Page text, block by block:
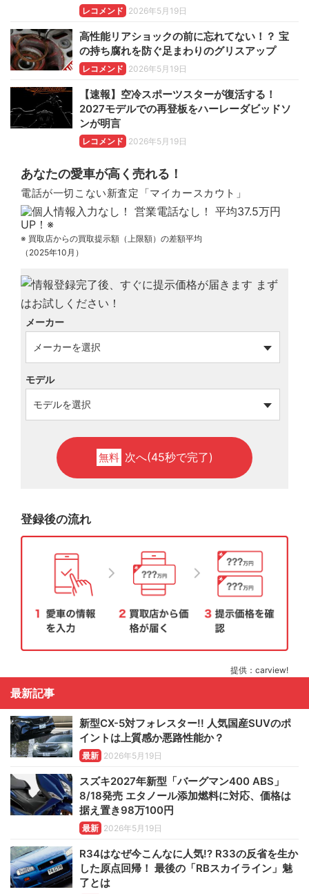
レコメンド 2026年5月19日
高性能リアショックの前に忘れてない！？ 宝
の持ち腐れを防ぐ足まわりのグリスアップ
レコメンド 2026年5月19日
【速報】空冷スポーツスターが復活する！
2027モデルでの再登板をハーレーダビッドソ
ンが明言
レコメンド 2026年5月19日
あなたの愛車が高く売れる！
電話が一切こない新査定「マイカースカウト」
※ 買取店からの買取提示額（上限額）の差額平均
（2025年10月）
メーカー
モデル
無料 次へ(45秒で完了)
登録後の流れ
提供：carview!
最新記事
新型CX-5対フォレスター!! 人気国産SUVのポ
イントは上質感か悪路性能か？
最新 2026年5月19日
スズキ2027年新型「バーグマン400 ABS」
8/18発売 エタノール添加燃料に対応、価格は
据え置き98万100円
最新 2026年5月19日
R34はなぜ今こんなに人気!? R33の反省を生か
した原点回帰！ 最後の「RBスカイライン」魅
了とは